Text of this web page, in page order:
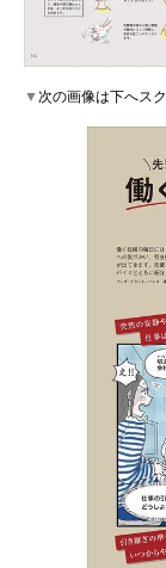
▼次の画像は下へス